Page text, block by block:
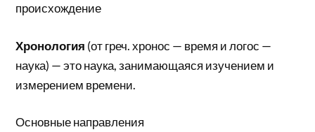
происхождение
Хронология (от греч. хронос — время и логос —
наука) — это наука, занимающаяся изучением и
измерением времени.
Основные направления